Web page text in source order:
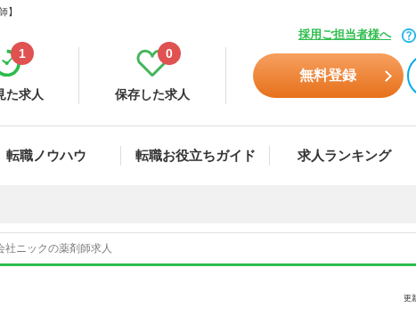
】
採用ご担当者様へ
た求人
1
保存した求人
0
無料登録
転職ノウハウ 転職お役立ちガイド 求人ランキング
ニックの薬剤師求人
更